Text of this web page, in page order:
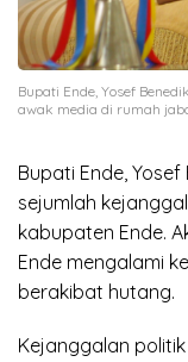
Bupati Ende, Yosef
awak media di rumah
Bupati Ende,
sejumlah
kabupaten Ende.
Ende mengalami
berakibat hutang.
Kejanggalan